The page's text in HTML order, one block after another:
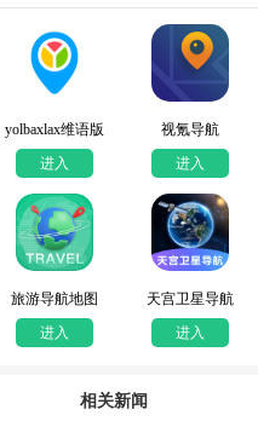
yolbaxlax维语版
进入
视氪导航
进入
旅游导航地图
进入
天宫卫星导航
进入
相关新闻